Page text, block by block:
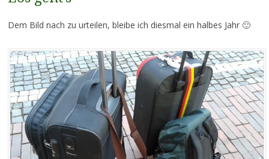
Dem Bild nach zu urteilen, bleibe ich diesmal ein halbes Jahr 🙂